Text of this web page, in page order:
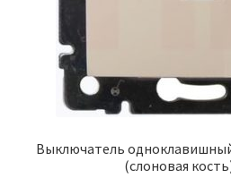
Выключатель
(слоновая